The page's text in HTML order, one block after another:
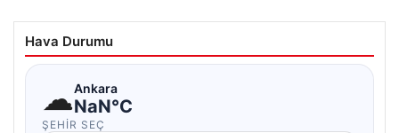
Hava Durumu
☁Ankara
NaN°C
ŞEHIR SEÇ